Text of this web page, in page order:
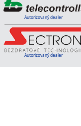
Autorizovaný dealer
Autorizovaný dealer